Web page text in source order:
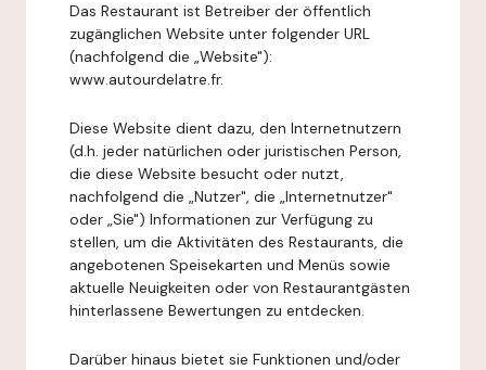
Das Restaurant ist Betreiber der öffentlich
zugänglichen Website unter folgender URL
(nachfolgend die „Website"):
www.autourdelatre.fr.
Diese Website dient dazu, den Internetnutzern
(d.h. jeder natürlichen oder juristischen Person,
die diese Website besucht oder nutzt,
nachfolgend die „Nutzer", die „Internetnutzer"
oder „Sie") Informationen zur Verfügung zu
stellen, um die Aktivitäten des Restaurants, die
angebotenen Speisekarten und Menüs sowie
aktuelle Neuigkeiten oder von Restaurantgästen
hinterlassene Bewertungen zu entdecken.
Darüber hinaus bietet sie Funktionen und/oder